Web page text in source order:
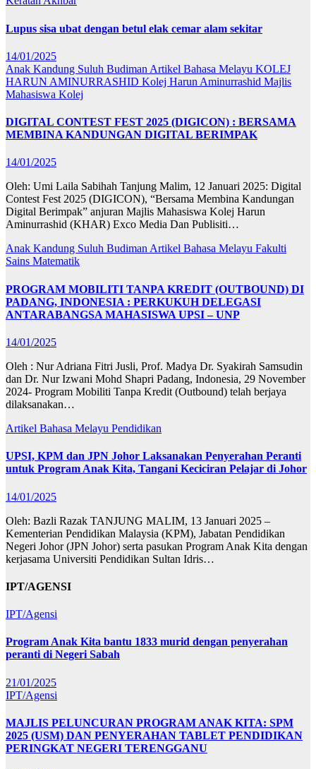
Lupus sisa ubat dengan betul elak cemar alam sekitar
14/01/2025
Anak Kandung Suluh Budiman Artikel Bahasa Melayu KOLEJ
HARUN AMINURRASHID Kolej Harun Aminurrashid Majlis
Mahasiswa Kolej
DIGITAL CONTEST FEST 2025 (DIGICON) : BERSAMA
MEMBINA KANDUNGAN DIGITAL BERIMPAK
14/01/2025
Oleh: Umi Laila Sabihah Tanjung Malim, 12 Januari 2025: Digital
Contest Fest 2025 (DIGICON), “Bersama Membina Kandungan
Digital Berimpak” anjuran Majlis Mahasiswa Kolej Harun
Aminurrashid (KHAR) Exco Media Dan Publisiti…
Anak Kandung Suluh BudimanArtikel Bahasa Melayu Fakulti
Sains Matematik
PROGRAM MOBILITI TANPA KREDIT (OUTBOUND) DI
PADANG, INDONESIA : PERKUKUH DELEGASI
ANTARABANGSA MAHASISWA UPSI – UNP
14/01/2025
Oleh : Nur Adriana Fitri Jusli, Prof. Madya Dr. Syakirah Samsudin
dan Dr. Nur Izwani Mohd Shapri Padang, Indonesia, 29 November
2024- Program Mobiliti Tanpa Kredit (Outbound) telah berjaya
dilaksanakan…
Artikel Bahasa Melayu Pendidikan
UPSI, KPM dan JPN Johor Laksanakan Penyerahan Peranti
untuk Program Anak Kita, Tangani Keciciran Pelajar di Johor
14/01/2025
Oleh: Bazli Razak TANJUNG MALIM, 13 Januari 2025 –
Kementerian Pendidikan Malaysia (KPM), Jabatan Pendidikan
Negeri Johor (JPN Johor) serta pasukan Program Anak Kita dengan
kerjasama Universiti Pendidikan Sultan Idris…
IPT/AGENSI
IPT/Agensi
Program Anak Kita bantu 1833 murid dengan penyerahan
peranti di Negeri Sabah
21/01/2025
IPT/Agensi
MAJLIS PELUNCURAN PROGRAM ANAK KITA: SPM
2025 (USM) DAN PENYERAHAN TABLET PENDIDIKAN
PERINGKAT NEGERI TERENGGANU